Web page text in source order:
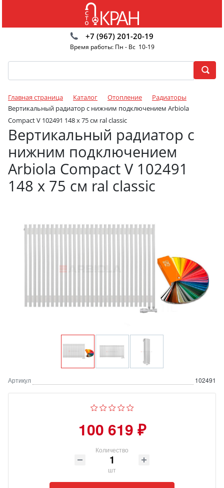
+7 (967) 201-20-19
Время работы: Пн - Вс 10-19
Главная страница Каталог Отопление
Радиаторы
Вертикальный радиатор с нижним подключением Arbiola
Compact V 102491 148 х 75 см ral classic
Вертикальный радиатор с
нижним подключением
Arbiola Compact V 102491
148 х 75 см ral classic
Артикул 102491
100 619 ₽
Количество
шт